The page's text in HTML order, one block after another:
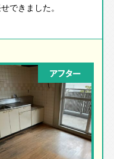
できました。
アフター